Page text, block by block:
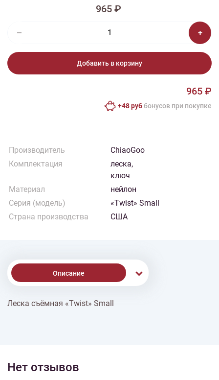
965 ₽
Добавить в корзину
965 ₽
+48 руббонусов при покупке
Производитель
ChiaoGoo
Комплектация
леска,
ключ
Материал
нейлон
Серия (модель)
«Twist» Small
Страна производства
США
Описание
% Скидки
Леска съёмная «Twist» Small
Нет отзывов